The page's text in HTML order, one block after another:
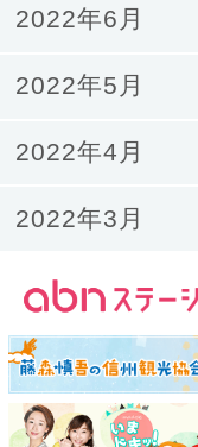
2022年6月
2022年5月
2022年4月
2022年3月